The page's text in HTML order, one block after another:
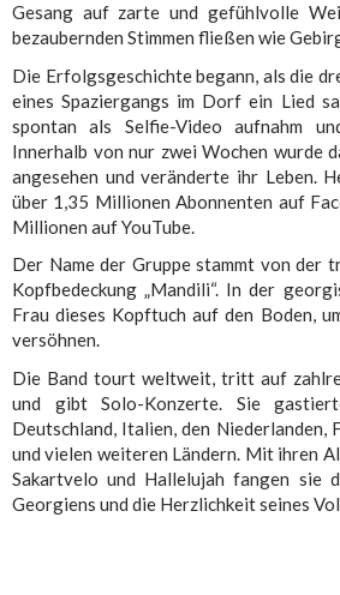
Gesang auf zarte und gefühlvolle
bezaubernden Stimmen fließen wie
Die Erfolgsgeschichte begann, als die
eines Spaziergangs im Dorf ein Lied
spontan als Selfie-Video aufnahm
Innerhalb von nur zwei Wochen wurde
angesehen und veränderte ihr Leben.
über 1,35 Millionen Abonnenten auf
Millionen auf YouTube.
Der Name der Gruppe stammt von der
Kopfbedeckung „Mandili“. In der
Frau dieses Kopftuch auf den Boden,
versöhnen.
Die Band tourt weltweit, tritt auf
und gibt Solo-Konzerte. Sie
Deutschland, Italien, den Niederlanden,
und vielen weiteren Ländern. Mit ihren
Sakartvelo und Hallelujah fangen sie
Georgiens und die Herzlichkeit seines